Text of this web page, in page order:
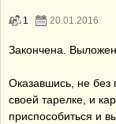
1 20.01.2016
Закончена.
Оказавшись, не
своей тарелке, и
приспособиться и